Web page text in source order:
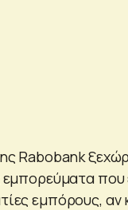
Rabobank
εμπορεύματα που
εμπόρους, αν